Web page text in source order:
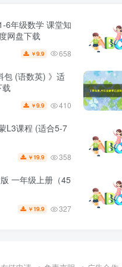
6年级数学 课堂知
网盘下载
￥9.9 658
包 (语数英) 》适
载
￥9.9 410
L3课程 (适合5-7
￥ 19.9 358
一年级上册（45
￥ 19.9 327